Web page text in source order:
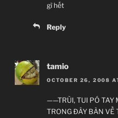
gì hết
Reply
tamio
OCTOBER 26, 2008
——TRÙI, TUI PÓ TAY
TRONG ĐÂY BÀN VỀ